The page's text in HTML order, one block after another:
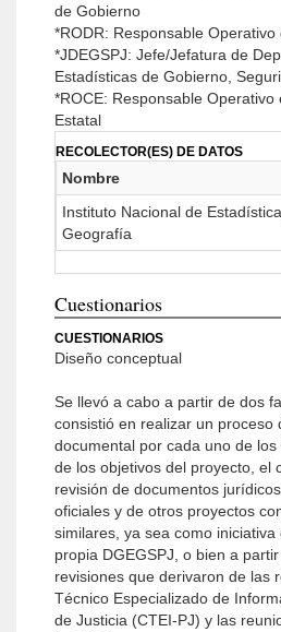
de Gobierno
*RODR: Responsable
*JDEGSPJ: Jefe/Jefatura de
Estadísticas de Gobierno,
*ROCE: Responsable Operativo
Estatal
RECOLECTOR(ES) DE DATOS
Nombre
Instituto Nacional de
Geografía
Cuestionarios
CUESTIONARIOS
Diseño conceptual
Se llevó a cabo a partir de dos
consistió en realizar un proceso
documental por cada uno de
de los objetivos del proyecto, el
revisión de documentos
oficiales y de otros proyectos
similares, ya sea como
propia DGEGSPJ, o bien a
revisiones que derivaron de las
Técnico Especializado de
de Justicia (CTEI-PJ) y las